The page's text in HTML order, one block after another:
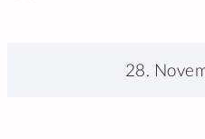
28.